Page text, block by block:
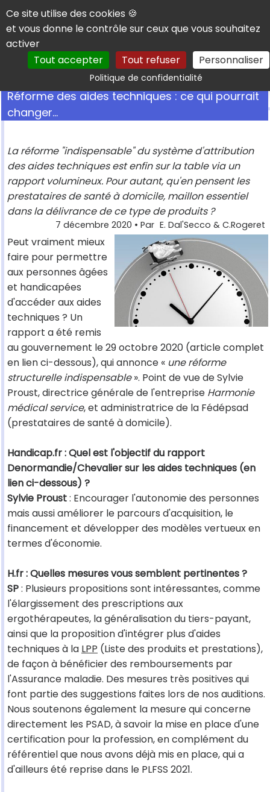
Panneau de gestion des cookies
Ce site utilise des cookies 🍪
et vous donne le contrôle sur ceux que vous souhaitez
activer
Tout accepter
Tout refuser Personnaliser
Politique de confidentialitéRechercher
Réforme des aides techniques : ce qui pourrait
changer...
La réforme "indispensable" du système d'attribution
des aides techniques est enfin sur la table via un
rapport volumineux. Pour autant, qu'en pensent les
prestataires de santé à domicile, maillon essentiel
dans la délivrance de ce type de produits ?
7 décembre 2020 • Par E. Dal'Secco & C.Rogeret
Peut vraiment mieux
faire pour permettre
aux personnes âgées
et handicapées
d'accéder aux aides
techniques ? Un
rapport a été remis
au gouvernement le 29 octobre 2020 (article complet
en lien ci-dessous), qui annonce « une réforme
structurelle indispensable». Point de vue de Sylvie
Proust, directrice générale de l'entreprise Harmonie
médical service, et administratrice de la Fédépsad
(prestataires de santé à domicile).
Handicap.fr : Quel est l'objectif du rapport
Denormandie/Chevalier sur les aides techniques (en
lien ci-dessous) ?
Sylvie Proust: Encourager l'autonomie des personnes
mais aussi améliorer le parcours d'acquisition, le
financement et développer des modèles vertueux en
termes d'économie.
H.fr : Quelles mesures vous semblent pertinentes ?
SP: Plusieurs propositions sont intéressantes, comme
l'élargissement des prescriptions aux
ergothérapeutes, la généralisation du tiers-payant,
ainsi que la proposition d'intégrer plus d'aides
techniques à la LPP (Liste des produits et prestations),
de façon à bénéficier des remboursements par
l'Assurance maladie. Des mesures très positives qui
font partie des suggestions faites lors de nos auditions.
Nous soutenons également la mesure qui concerne
directement les PSAD, à savoir la mise en place d'une
certification pour la profession, en complément du
référentiel que nous avons déjà mis en place, qui a
d'ailleurs été reprise dans le PLFSS 2021.